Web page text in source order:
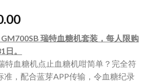
瑞特血糖机套装，每人限购
。
特血糖机点止血糖机咁简单？完全符
准，配合蓝芽APP传输，令血糖纪录